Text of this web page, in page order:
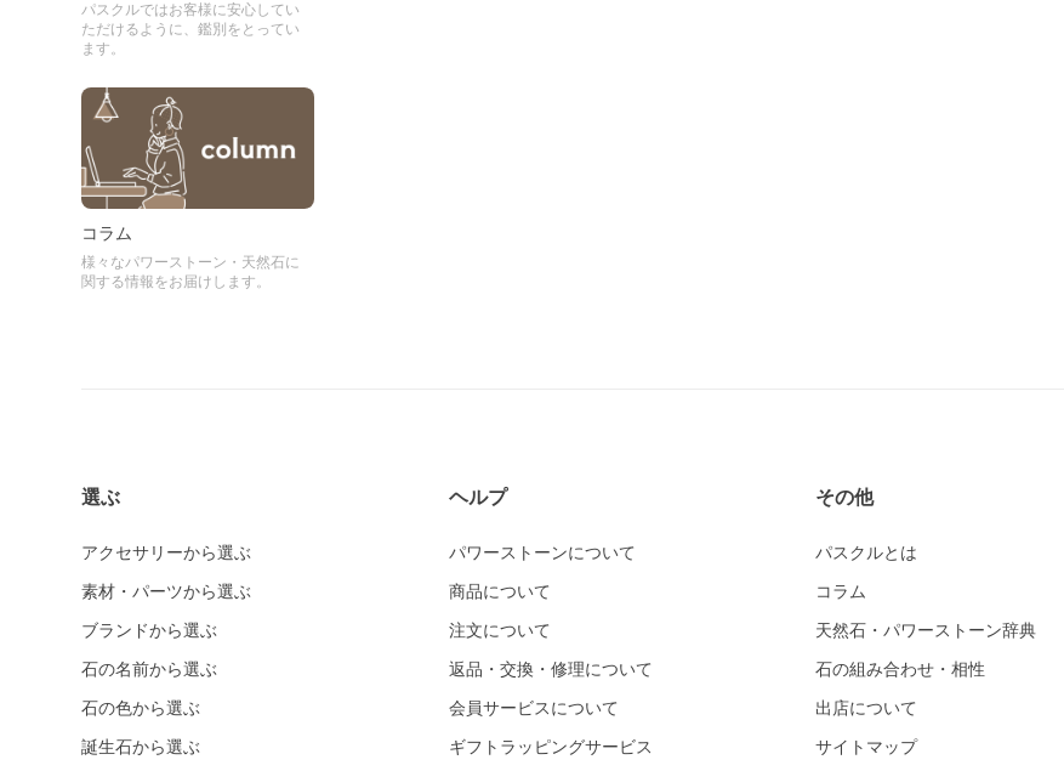
パスクルではお客様に安心してい
ただけるように、鑑別をとってい
ます。
コラム
様々なパワーストーン・天然石に
関する情報をお届けします。
選ぶ
アクセサリーから選ぶ
素材・パーツから選ぶ
ブランドから選ぶ
石の名前から選ぶ
石の色から選ぶ
誕生石から選ぶ
ヘルプ
パワーストーンについて
商品について
注文について
返品・交換・修理について
会員サービスについて
ギフトラッピングサービス
その他
パスクルとは
コラム
天然石・パワーストーン辞典
石の組み合わせ・相性
出店について
サイトマップ